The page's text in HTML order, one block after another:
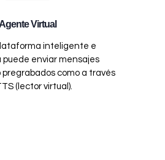
Agente Virtual
inteligente e
enviar mensajes
como a través
(lector virtual).